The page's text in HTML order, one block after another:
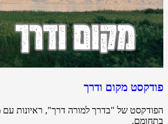
פודקסט מקום ודרך
הפודקסט של "בדרך למורה דרך", ראיונות עם
בתחומם.